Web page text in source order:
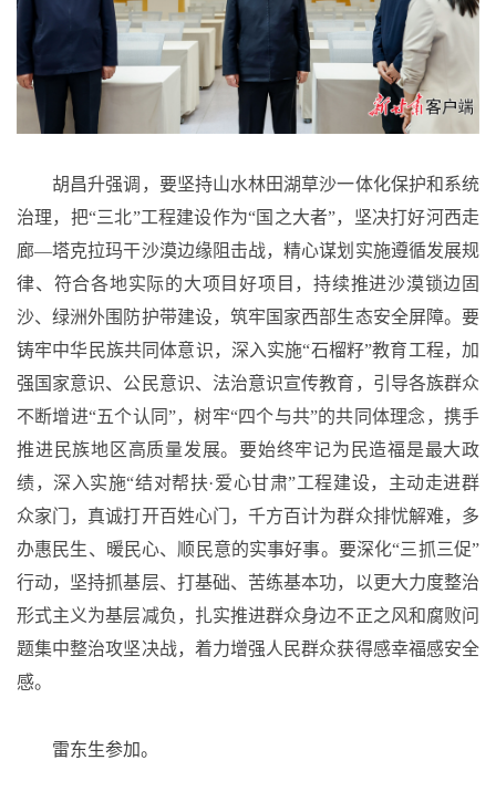
胡昌升强调，要坚持山水林田湖草沙一体化保护和系统
治理，把“三北”工程建设作为“国之大者”，坚决打好河西走
廊—塔克拉玛干沙漠边缘阻击战，精心谋划实施遵循发展规
律、符合各地实际的大项目好项目，持续推进沙漠锁边固
沙、绿洲外围防护带建设，筑牢国家西部生态安全屏障。要
铸牢中华民族共同体意识，深入实施“石榴籽”教育工程，加
强国家意识、公民意识、法治意识宣传教育，引导各族群众
不断增进“五个认同”，树牢“四个与共”的共同体理念，携手
推进民族地区高质量发展。要始终牢记为民造福是最大政
绩，深入实施“结对帮扶·爱心甘肃”工程建设，主动走进群
众家门，真诚打开百姓心门，千方百计为群众排忧解难，多
办惠民生、暖民心、顺民意的实事好事。要深化“三抓三促”
行动，坚持抓基层、打基础、苦练基本功，以更大力度整治
形式主义为基层减负，扎实推进群众身边不正之风和腐败问
题集中整治攻坚决战，着力增强人民群众获得感幸福感安全
感。
雷东生参加。